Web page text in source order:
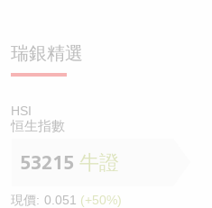
瑞銀精選
HSI
恒生指數
53215 牛證
現價: 0.051 (+50%)